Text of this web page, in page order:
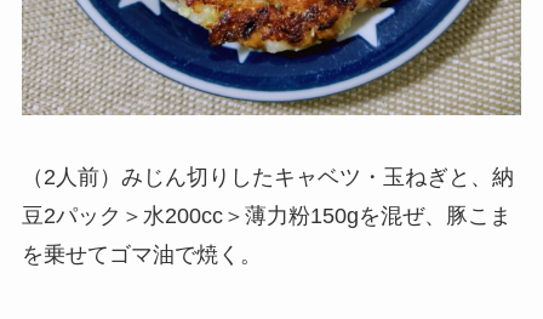
（2人前）みじん切りしたキャベツ・玉ねぎと、納
豆2パック＞水200cc＞薄力粉150gを混ぜ、豚こま
を乗せてゴマ油で焼く。